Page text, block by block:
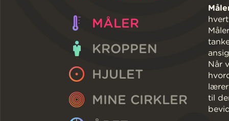
MÅLER
KROPPEN
HJULET
MINE CIRKLER
Når
lærer
til